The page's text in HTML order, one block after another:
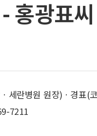
홍광표
란병원 원장)ㆍ경표(
7211